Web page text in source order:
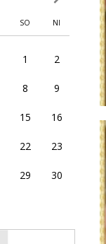
SO NI
1 2
8 9
15 16
22 23
29 30